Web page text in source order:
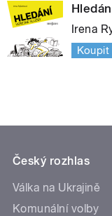
Irena
Koupit
Český rozhlas
Válka na Ukrajině
Komunální volby